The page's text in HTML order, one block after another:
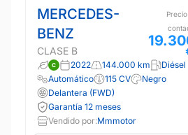
MERCEDES-
BENZ
CLASE B
2022 144.000 km
Diésel
Automático
115 CV
Negro
Delantera (FWD)
Garantía 12 meses
Vendido por:Mmmotor